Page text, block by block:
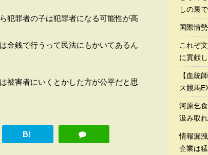
犯罪者の子は犯罪者になる可能性が高
金銭で行うって民法にもかいてあるん
被害者にいくとかした方が公平だと思
B!
しの裏
国際情
これぞ
に貢献
【血統
ス競馬
河原乞
汲み取
情報漏
企業は